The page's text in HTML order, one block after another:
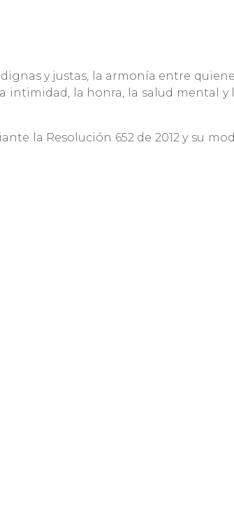
dignas y justas, la armonía entre
intimidad, la honra, la salud mental y
la Resolución 652 de 2012 y su